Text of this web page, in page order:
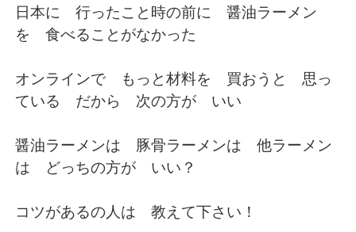
Français Deutsch
Русский ไทย
Türkçe Tiếng Việt
Português
日本に 行ったこと時の前に 醤油ラーメン
を 食べることがなかった
オンラインで もっと材料を 買おうと 思っ
ている だから 次の方が いい
醤油ラーメンは 豚骨ラーメンは 他ラーメン
は どっちの方が いい？
コツがあるの人は 教えて下さい！